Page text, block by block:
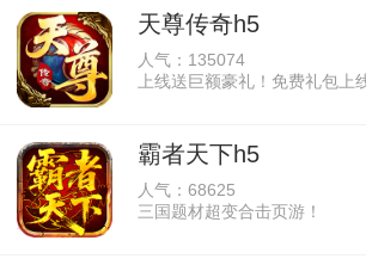
天尊传奇h5
人气：135074
上线送巨额豪礼！免费礼包上
霸者天下h5
人气：68625
三国题材超变合击页游！